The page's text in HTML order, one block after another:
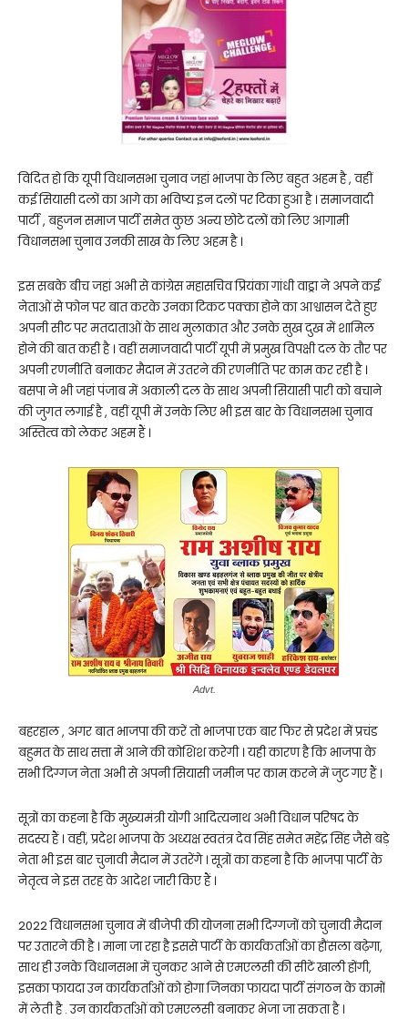
विदित हो कि यूपी विधानसभा चुनाव जहां भाजपा के लिए बहुत अहम है , वहीं
कई सियासी दलों का आगे का भविष्य इन दलों पर टिका हुआ है । समाजवादी
पार्टी , बहुजन समाज पार्टी समेत कुछ अन्य छोटे दलों को लिए आगामी
विधानसभा चुनाव उनकी साख के लिए अहम है ।
इस सबके बीच जहां अभी से कांग्रेस महासचिव प्रियंका गांधी वाड्रा ने अपने कई
नेताओं से फोन पर बात करके उनका टिकट पक्का होने का आश्वासन देते हुए
अपनी सीट पर मतदाताओं के साथ मुलाकात और उनके सुख दुख में शामिल
होने की बात कही है । वहीं समाजवादी पार्टी यूपी में प्रमुख विपक्षी दल के तौर पर
अपनी रणनीति बनाकर मैदान में उतरने की रणनीति पर काम कर रही है ।
बसपा ने भी जहां पंजाब में अकाली दल के साथ अपनी सियासी पारी को बचाने
की जुगत लगाई है , वहीं यूपी में उनके लिए भी इस बार के विधानसभा चुनाव
अस्तित्व को लेकर अहम हैं ।
Advt.
बहरहाल , अगर बात भाजपा की करें तो भाजपा एक बार फिर से प्रदेश में प्रचंड
बहुमत के साथ सत्ता में आने की कोशिश करेगी । यही कारण है कि भाजपा के
सभी दिग्गज नेता अभी से अपनी सियासी जमीन पर काम करने में जुट गए हैं ।
सूत्रों का कहना है कि मुख्यमंत्री योगी आदित्यनाथ अभी विधान परिषद के
सदस्य हैं । वहीं, प्रदेश भाजपा के अध्यक्ष स्वतंत्र देव सिंह समेत महेंद्र सिंह जैसे बड़े
नेता भी इस बार चुनावी मैदान में उतरेंगे । सूत्रों का कहना है कि भाजपा पार्टी के
नेतृत्व ने इस तरह के आदेश जारी किए हैं ।
2022 विधानसभा चुनाव में बीजेपी की योजना सभी दिग्गजों को चुनावी मैदान
पर उतारने की है । माना जा रहा है इससे पार्टी के कार्यकर्ताओं का हौंसला बढ़ेगा,
साथ ही उनके विधानसभा में चुनकर आने से एमएलसी की सीटें खाली होंगी,
इसका फायदा उन कार्यकर्ताओं को होगा जिनका फायदा पार्टी संगठन के कामों
में लेती है . उन कार्यकर्ताओं को एमएलसी बनाकर भेजा जा सकता है ।